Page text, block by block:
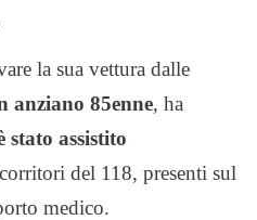
la sua vettura dalle
anziano 85enne, ha
stato assistito
del 118, presenti sul
medico.